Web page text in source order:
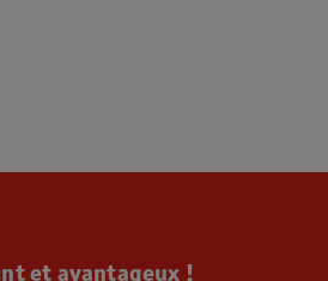
et avantageux !